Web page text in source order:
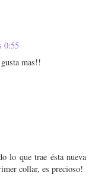
0:55
mas!!
lo que trae ésta nueva
collar, es precioso!